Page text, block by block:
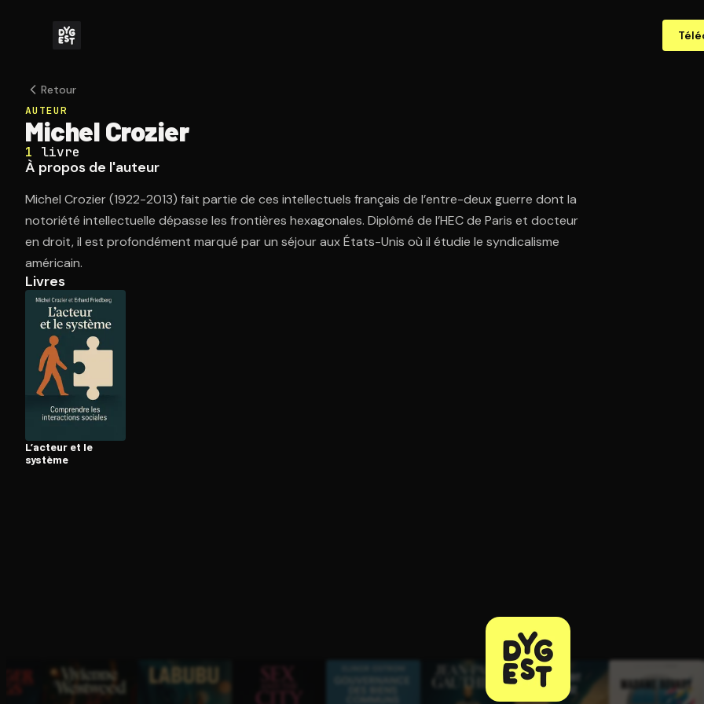
Ouvre l'app Appareil photo, pointe sur le code. C'est gratuit à l'essai.
Retour
AUTEUR
Michel Crozier
1 livre
À propos de l'auteur
Michel Crozier (1922-2013) fait partie de ces intellectuels français de l’entre-deux guerre dont la
notoriété intellectuelle dépasse les frontières hexagonales. Diplômé de l’HEC de Paris et docteur
en droit, il est profondément marqué par un séjour aux États-Unis où il étudie le syndicalisme
américain.
Livres
L’acteur et le
système